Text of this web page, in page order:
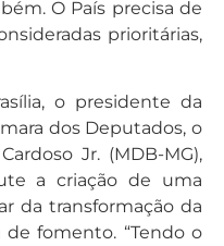
O País precisa de
prioritárias,
o presidente da
dos Deputados, o
Jr. (MDB-MG),
a criação de uma
da transformação da
fomento. “Tendo o